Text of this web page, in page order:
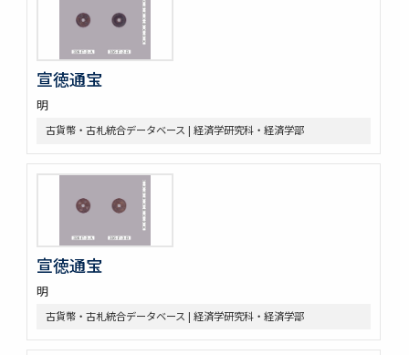
宣徳通宝
明
古貨幣・古札統合データベース | 経済学研究科・経済学部
宣徳通宝
明
古貨幣・古札統合データベース | 経済学研究科・経済学部